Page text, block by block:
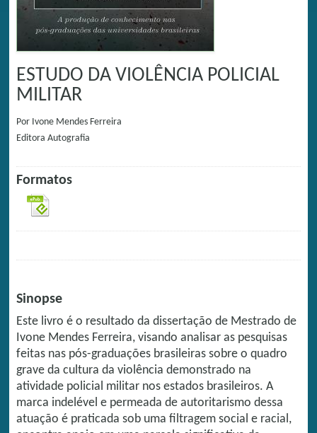
ESTUDO DA VIOLÊNCIA POLICIAL
MILITAR
Por Ivone Mendes Ferreira
Editora Autografia
Formatos
Sinopse
Este livro é o resultado da dissertação de Mestrado de
Ivone Mendes Ferreira, visando analisar as pesquisas
feitas nas pós-graduações brasileiras sobre o quadro
grave da cultura da violência demonstrado na
atividade policial militar nos estados brasileiros. A
marca indelével e permeada de autoritarismo dessa
atuação é praticada sob uma filtragem social e racial,